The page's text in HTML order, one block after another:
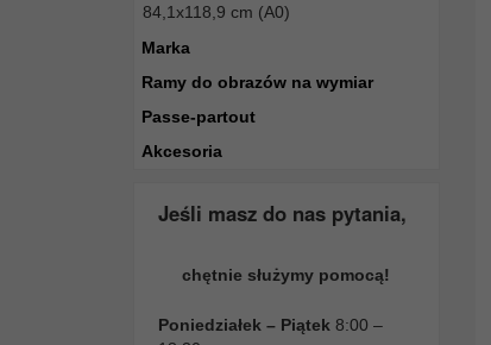
84,1x118,9 cm (A0)
Marka
Ramy do obrazów na wymiar
Passe-partout
Akcesoria
Jeśli masz do nas pytania,
chętnie służymy pomocą!
Poniedziałek – Piątek 8:00 –